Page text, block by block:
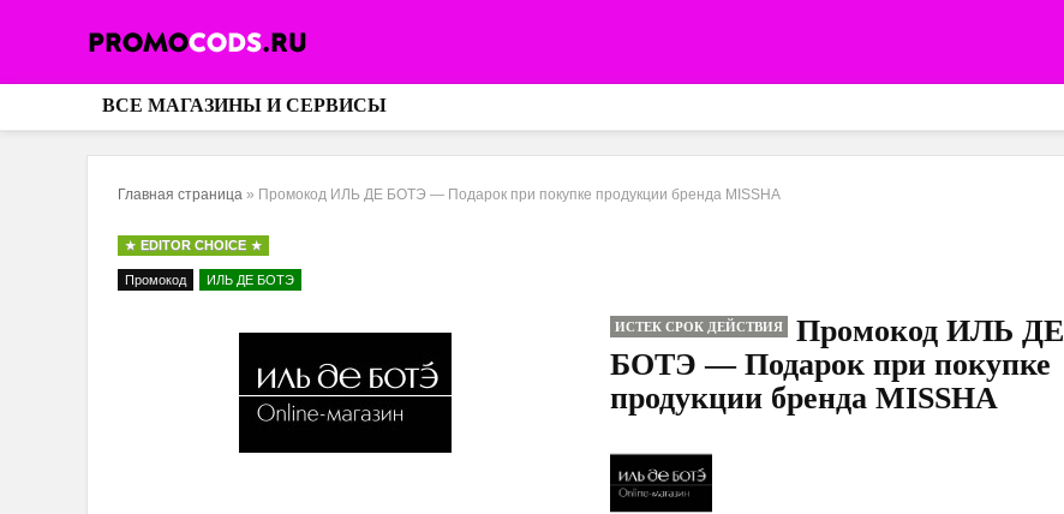
ВСЕ МАГАЗИНЫ И СЕРВИСЫ
Главная страница » Промокод ИЛЬ ДЕ БОТЭ — Подарок при покупке продукции бренда MISSHA
EDITOR CHOICE
Промокод ИЛЬ ДЕ БОТЭ
ИСТЕК СРОК ДЕЙСТВИЯ
Промокод ИЛЬ ДЕ
БОТЭ — Подарок при покупке
продукции бренда MISSHA